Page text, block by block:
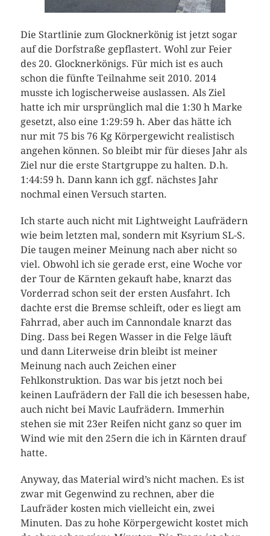
Die Startlinie zum Glocknerkönig ist jetzt sogar
auf die Dorfstraße gepflastert. Wohl zur Feier
des 20. Glocknerkönigs. Für mich ist es auch
schon die fünfte Teilnahme seit 2010. 2014
musste ich logischerweise auslassen. Als Ziel
hatte ich mir ursprünglich mal die 1:30 h Marke
gesetzt, also eine 1:29:59 h. Aber das hätte ich
nur mit 75 bis 76 Kg Körpergewicht realistisch
angehen können. So bleibt mir für dieses Jahr als
Ziel nur die erste Startgruppe zu halten. D.h.
1:44:59 h. Dann kann ich ggf. nächstes Jahr
nochmal einen Versuch starten.
Ich starte auch nicht mit Lightweight Laufrädern
wie beim letzten mal, sondern mit Ksyrium SL-S.
Die taugen meiner Meinung nach aber nicht so
viel. Obwohl ich sie gerade erst, eine Woche vor
der Tour de Kärnten gekauft habe, knarzt das
Vorderrad schon seit der ersten Ausfahrt. Ich
dachte erst die Bremse schleift, oder es liegt am
Fahrrad, aber auch im Cannondale knarzt das
Ding. Dass bei Regen Wasser in die Felge läuft
und dann Literweise drin bleibt ist meiner
Meinung nach auch Zeichen einer
Fehlkonstruktion. Das war bis jetzt noch bei
keinen Laufrädern der Fall die ich besessen habe,
auch nicht bei Mavic Laufrädern. Immerhin
stehen sie mit 23er Reifen nicht ganz so quer im
Wind wie mit den 25ern die ich in Kärnten drauf
hatte.
Anyway, das Material wird’s nicht machen. Es ist
zwar mit Gegenwind zu rechnen, aber die
Laufräder kosten mich vielleicht ein, zwei
Minuten. Das zu hohe Körpergewicht kostet mich